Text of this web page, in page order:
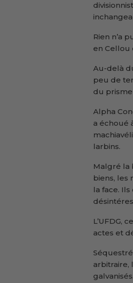
Rien n’a
en Cellou
Au-delà
peu de
du
Alpha
a échoué
larbins.
Malgré la
biens, les
la face.
L’UFDG,
actes et
arbitraire,
galvanisés.